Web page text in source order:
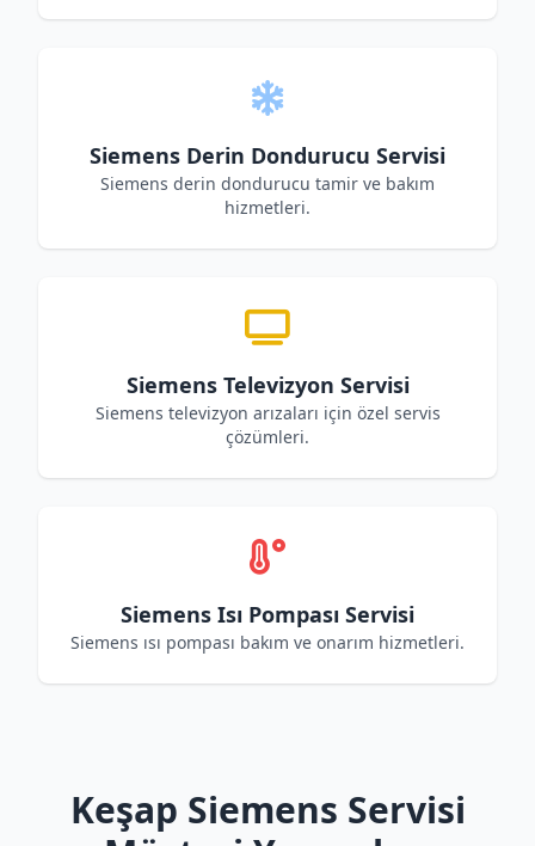
Siemens Derin Dondurucu Servisi
Siemens derin dondurucu tamir ve bakım
hizmetleri.
Siemens Televizyon Servisi
Siemens televizyon arızaları için özel servis
çözümleri.
Siemens Isı Pompası Servisi
Siemens ısı pompası bakım ve onarım hizmetleri.
Keşap Siemens Servisi